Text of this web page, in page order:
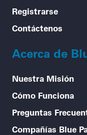
Registrarse
Contáctenos
Acerca de
Nuestra Misión
Cómo Funciona
Preguntas
Compañías Blue